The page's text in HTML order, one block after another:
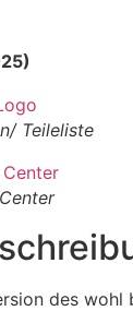
)
Teileliste
des wohl